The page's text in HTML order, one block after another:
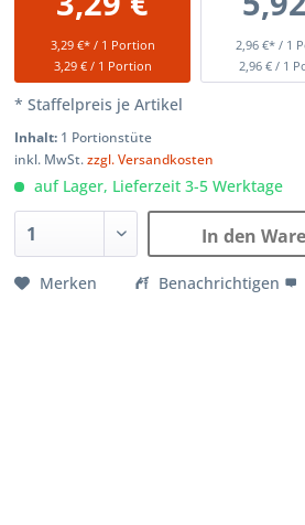
3,29 €* / 1 Portion
3,29 € / 1 Portion
2,96 €* / 1
2,96 € / 1
* Staffelpreis je Artikel
Inhalt: 1 Portionstüte
inkl. MwSt.zzgl. Versandkosten
auf Lager, Lieferzeit 3-5 Werktage
In den
Merken Benachrichtigen